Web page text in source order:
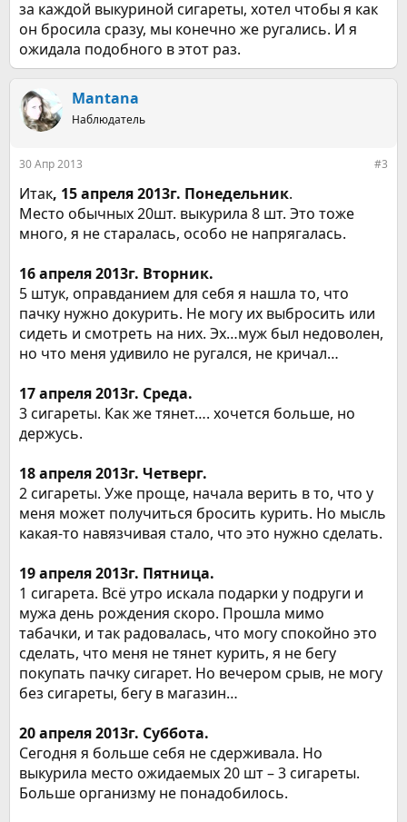
за каждой выкуриной сигареты, хотел чтобы я как
он бросила сразу, мы конечно же ругались. И я
ожидала подобного в этот раз.
Mantana
Наблюдатель
30 Апр 2013 #3
Итак, 15 апреля 2013г. Понедельник.
Место обычных 20шт. выкурила 8 шт. Это тоже
много, я не старалась, особо не напрягалась.
16 апреля 2013г. Вторник.
5 штук, оправданием для себя я нашла то, что
пачку нужно докурить. Не могу их выбросить или
сидеть и смотреть на них. Эх…муж был недоволен,
но что меня удивило не ругался, не кричал…
17 апреля 2013г. Среда.
3 сигареты. Как же тянет…. хочется больше, но
держусь.
18 апреля 2013г. Четверг.
2 сигареты. Уже проще, начала верить в то, что у
меня может получиться бросить курить. Но мысль
какая-то навязчивая стало, что это нужно сделать.
19 апреля 2013г. Пятница.
1 сигарета. Всё утро искала подарки у подруги и
мужа день рождения скоро. Прошла мимо
табачки, и так радовалась, что могу спокойно это
сделать, что меня не тянет курить, я не бегу
покупать пачку сигарет. Но вечером срыв, не могу
без сигареты, бегу в магазин…
20 апреля 2013г. Суббота.
Сегодня я больше себя не сдерживала. Но
выкурила место ожидаемых 20 шт – 3 сигареты.
Больше организму не понадобилось.